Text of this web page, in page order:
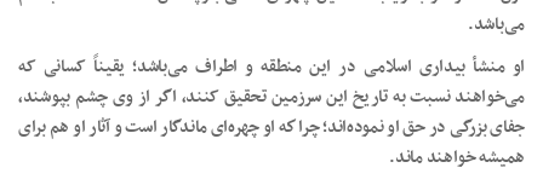
می‌باشد.
او منشأ بیداری اسلامی در این منطقه و اطراف می‌باشد؛ یقیناً کسانی که
می‌خواهند نسبت به تاریخ این سرزمین تحقیق کنند، اگر از وی چشم بپوشند،
جفای بزرگی در حق او نموده‌اند؛ چرا كه او چهره‌ای ماندگار است و آثار او هم برای
همیشه خواهند ماند.